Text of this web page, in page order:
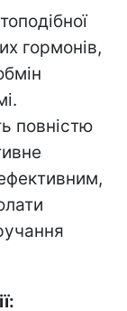
гормонів,
повністю